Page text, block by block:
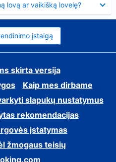
lovą ar vaikišką lovelę?
įstaigą
skirta versija
Kaip mes dirbame
slapukų nustatymus
rekomendacijas
įstatymas
žmogaus teisių